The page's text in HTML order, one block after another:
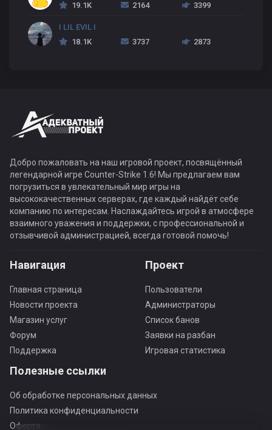
19.1K
2164 3399
I LIL EVIL I
18.1K
3737 2873
Добро пожаловать на наш игровой проект, посвящённый
легендарной игре Counter-Strike 1.6! Мы предлагаем вам
погрузиться в увлекательный мир игры на
высококачественных серверах, где каждый найдёт себе
компанию по интересам. Наслаждайтесь игрой в атмосфере
взаимного уважения и поддержки, с профессиональной и
отзывчивой администрацией, всегда готовой помочь!
Навигация
Главная страница
Новости проекта
Магазин услуг
Форум
Поддержка
Проект
Пользователи
Администраторы
Список банов
Заявки на разбан
Игровая статистика
Полезные ссылки
Об обработке персональных данных
Политика конфиденциальности
Оферта